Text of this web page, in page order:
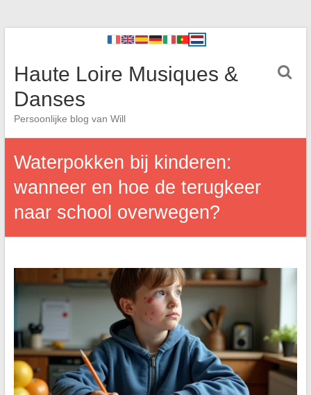
Haute Loire Musiques &
Danses
Persoonlijke blog van Will
Waterpokken bij kinderen:
wanneer en hoe de terugkeer
naar school overwegen?